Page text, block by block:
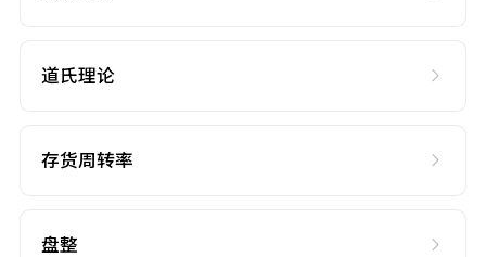
道氏理论
存货周转率
盘整